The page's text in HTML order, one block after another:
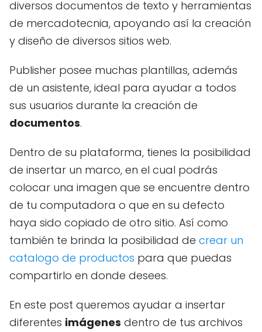
diversos documentos de texto y herramientas
de mercadotecnia, apoyando así la creación
y diseño de diversos sitios web.
Publisher posee muchas plantillas, además
de un asistente, ideal para ayudar a todos
sus usuarios durante la creación de
documentos.
Dentro de su plataforma, tienes la posibilidad
de insertar un marco, en el cual podrás
colocar una imagen que se encuentre dentro
de tu computadora o que en su defecto
haya sido copiado de otro sitio. Así como
también te brinda la posibilidad de crear un
catalogo de productos para que puedas
compartirlo en donde desees.
En este post queremos ayudar a insertar
diferentes imágenes dentro de tus archivos